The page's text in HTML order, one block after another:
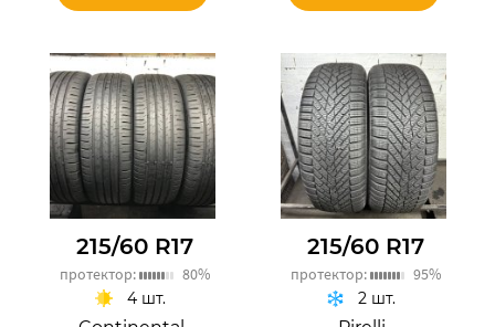
215/60 R17
протектор: 80%
4 шт.
215/60 R17
протектор: 95%
2 шт.